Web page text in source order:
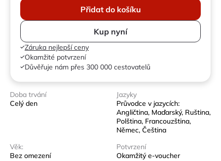
Přidat do košíku
Kup nyní
Záruka nejlepší ceny
Okamžité potvrzení
Důvěřuje nám přes 300 000 cestovatelů
Doba trvání
Celý den
Jazyky
Průvodce v jazycích:
Angličtina, Maďarský, Ruština,
Polština, Francouzština,
Němec, Čeština
Věk:
Bez omezení
Potvrzení
Okamžitý e-voucher